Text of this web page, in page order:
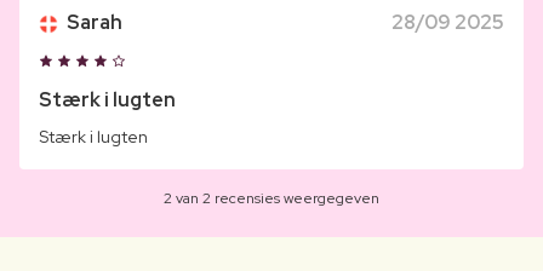
Sarah 28/09 2025
Stærk i lugten
Stærk i lugten
2 van 2 recensies weergegeven